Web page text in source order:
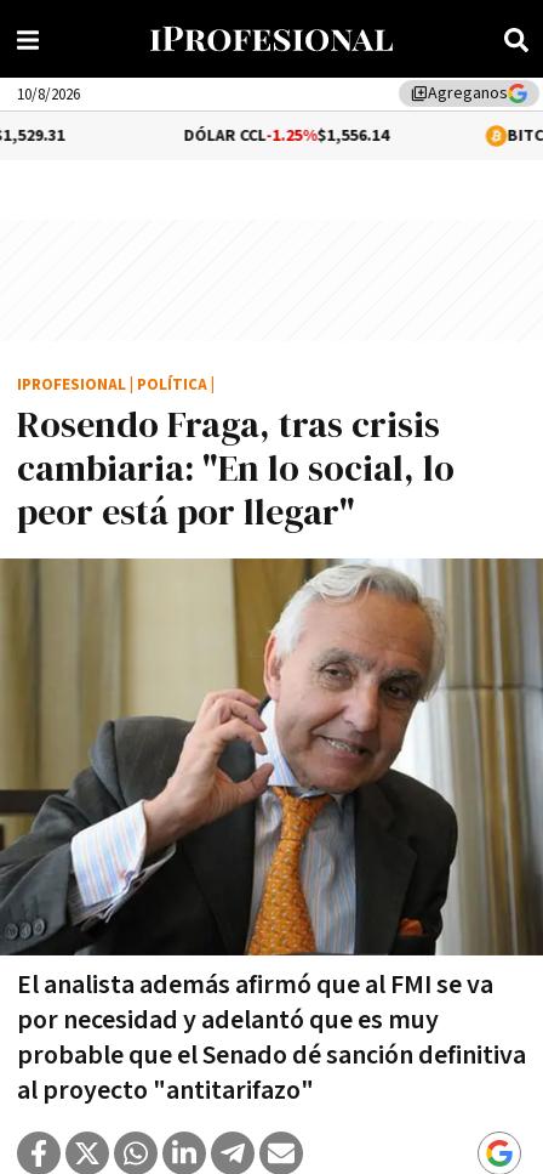
library_addAgreganos
10/8/2026
-1.25%$1,556.14 -0.01%
Rosendo Fraga, tras crisis
cambiaria: "En lo social, lo
peor está por llegar"
El analista además afirmó que al FMI se va
por necesidad y adelantó que es muy
probable que el Senado dé sanción definitiva
al proyecto "antitarifazo"
IPROFESIONAL POLÍTICA